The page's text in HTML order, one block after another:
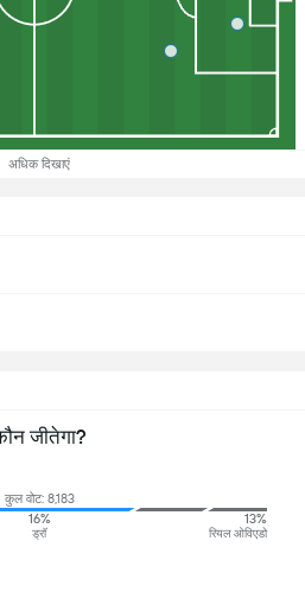
अधिक दिखाएं
जीतेगा?
कुल वोट: 8,183
16%
ड्रॉ
13%
रियल ओविएडो